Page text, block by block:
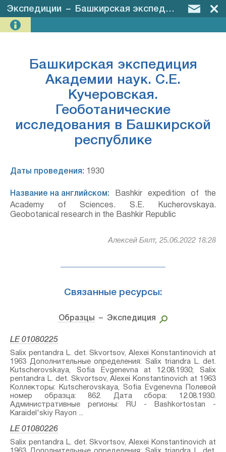
Экспедиции – Башкирская экспедиция Академии наук. С.Е. Кучеровская. Геоботанические исследования в Башкирской республике
Башкирская экспедиция
Академии наук. С.Е.
Кучеровская.
Геоботанические
исследования в Башкирской
республике
Даты проведения: 1930
Название на английском: Bashkir expedition of the
Academy of Sciences. S.E. Kucherovskaya.
Geobotanical research in the Bashkir Republic
Алексей Бялт, 25.06.2022 18:28
Связанные ресурсы:
Образцы – Экспедиция
LE 01080225
Salix pentandra L.⁣ det. Skvortsov, Alexei Konstantinovich at
1963 Дополнительные определения: Salix triandra L.⁣ det.
Kutscherovskaya, Sofia Evgenevna at 12.08.1930; Salix
pentandra L.⁣ det. Skvortsov, Alexei Konstantinovich at 1963
Коллекторы: Kutscherovskaya, Sofia Evgenevna Полевой
номер образца: 862. Дата сбора: 12.08.1930.
Административные регионы: RU - Bashkortostan -
Karaidel'skiy Rayon ...
LE 01080226
Salix pentandra L.⁣ det. Skvortsov, Alexei Konstantinovich at